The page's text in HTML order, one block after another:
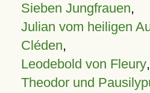
Sieben Jungfrauen,
Julian vom heiligen
Cléden,
Leodebold von Fleury,
Theodor und